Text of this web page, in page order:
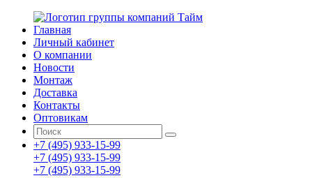
Главная
Личный кабинет
О компании
Новости
Монтаж
Доставка
Контакты
Оптовикам
+7 (495) 933-15-99
+7 (495) 933-15-99
+7 (495) 933-15-99